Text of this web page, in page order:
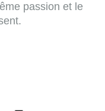
passion et le